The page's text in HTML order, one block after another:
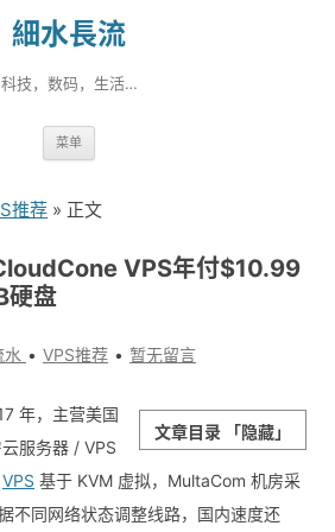
細水長流
科技，数码，生活…
菜单
到
容
推荐 » 正文
VPS年付$10.99
硬盘
水 VPS推荐 暂无留言
文章目录 「隐藏」
年，主营美国
服务器 / VPS
VPS 基于 KVM 虚拟，Mul­ta­Com 机房采
不同网络状态调整线路，国内速度还